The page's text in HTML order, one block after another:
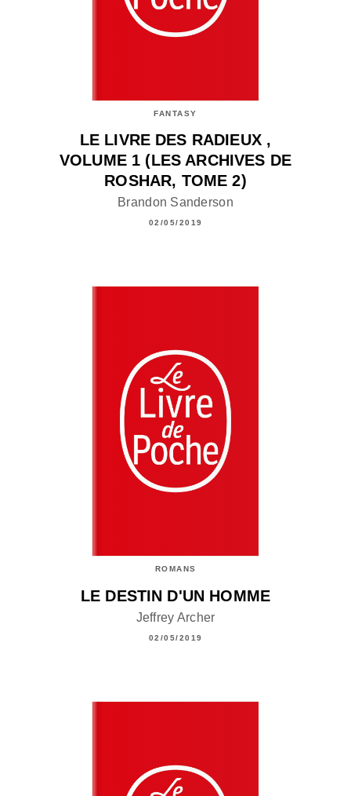
FANTASY
LE LIVRE DES RADIEUX ,
VOLUME 1 (LES ARCHIVES DE
ROSHAR, TOME 2)
Brandon Sanderson
02/05/2019
ROMANS
LE DESTIN D'UN HOMME
Jeffrey Archer
02/05/2019